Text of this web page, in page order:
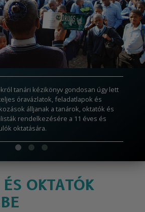
tanári kézikönyv gondosan úgy lett
óravázlatok, feladatlapok és
álljanak a tanárok, oktatók és
rendelkezésére a 11 éves és
oktatására.
OKTATÓK